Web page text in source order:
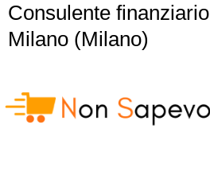
Consulente finanziario
Milano (Milano)